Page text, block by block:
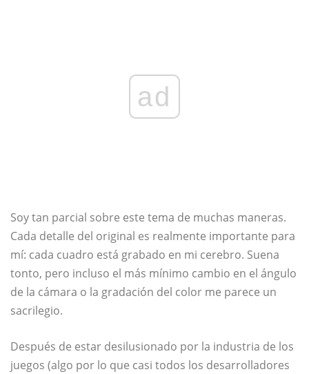
ad
Soy tan parcial sobre este tema de muchas maneras.
Cada detalle del original es realmente importante para
mí: cada cuadro está grabado en mi cerebro. Suena
tonto, pero incluso el más mínimo cambio en el ángulo
de la cámara o la gradación del color me parece un
sacrilegio.
Después de estar desilusionado por la industria de los
juegos (algo por lo que casi todos los desarrolladores